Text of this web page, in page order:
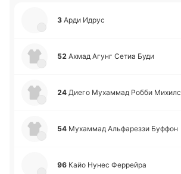
3 Арди Идрус
52 Ахмад Агунг Сетиа Буди
24 Диего Му­ха­ммад Робби Михилс
54 Му­ха­ммад Альфа­ре­ззи Буффон
96 Кайо Нунес Фе­ррей­ра